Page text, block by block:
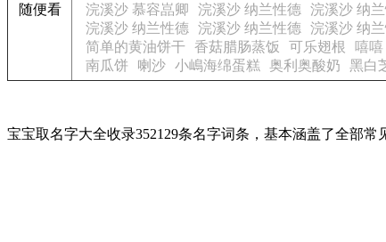
随便看
浣溪沙 慕容嵓卿
浣溪沙 纳兰性德 浣溪沙 纳
浣溪沙 纳兰性德
浣溪沙 纳兰性德 浣溪沙 纳
简单的黄油饼干 香菇腊肠蒸饭 可乐翅根 嘻
南瓜饼
喇沙 小嶋海绵蛋糕 奥利奥酸奶 黑白
宝宝取名字大全收录352129条名字词条，基本涵盖了全部